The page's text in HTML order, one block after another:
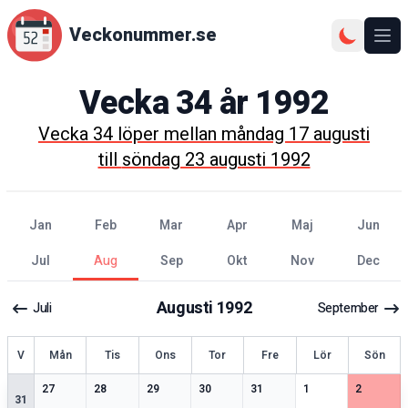
Veckonummer.se
Vecka34år 1992
Vecka34löper mellanmåndag 17 augusti
tillsöndag 23 augusti 1992
jan feb mar apr maj
jun
jul
aug sep okt nov dec
Juli Augusti 1992 September
Vecka Mån Tis Ons Tor Fre Lör Sön
31
27
1speciella datum
28
2speciella datum
29
2speciella datum
30
1speciella datum
31
2speciella datum
11 speciella datum
2
2